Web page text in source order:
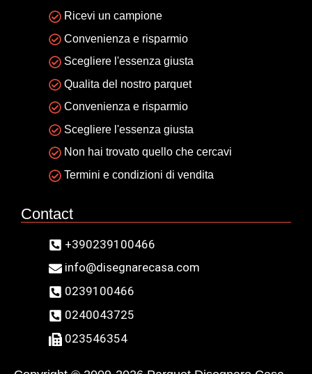
Ricevi un campione
Convenienza e risparmio
Scegliere l'essenza giusta
Qualita del nostro parquet
Convenienza e risparmio
Scegliere l'essenza giusta
Non hai trovato quello che cercavi
Termini e condizioni di vendita
Contact
+390239100466
info@disegnarecasa.com
0239100466
0240043725
023546354